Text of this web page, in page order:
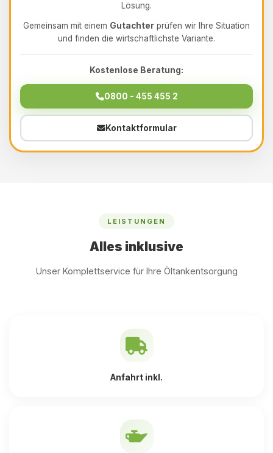
Lösung.
Gemeinsam mit einem Gutachter prüfen wir Ihre Situation
und finden die wirtschaftlichste Variante.
Kostenlose Beratung:
0800 - 455 455 2
Kontaktformular
LEISTUNGEN
Alles inklusive
Unser Komplettservice für Ihre Öltankentsorgung
Anfahrt inkl.